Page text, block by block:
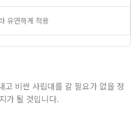
유연하게 적용
비싼 사립대를 갈 필요가 없을 정
가 될 것입니다.